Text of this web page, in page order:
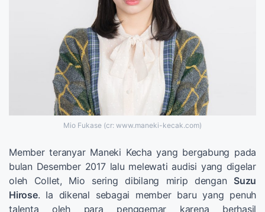
Mio Fukase (cr: www.maneki-kecak.com)
Member teranyar Maneki Kecha yang bergabung pada
bulan Desember 2017 lalu melewati audisi yang digelar
oleh Collet, Mio sering dibilang mirip dengan Suzu
Hirose. Ia dikenal sebagai member baru yang penuh
talenta oleh para penggemar karena berhasil